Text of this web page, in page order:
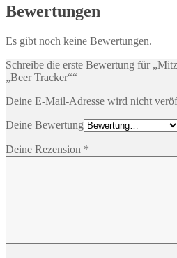
Bewertungen
Es gibt noch keine Bewertungen.
Schreibe die erste Bewertung für
„Beer Tracker““
Deine E-Mail-Adresse wird nicht
Deine Bewertung
Deine Rezension *